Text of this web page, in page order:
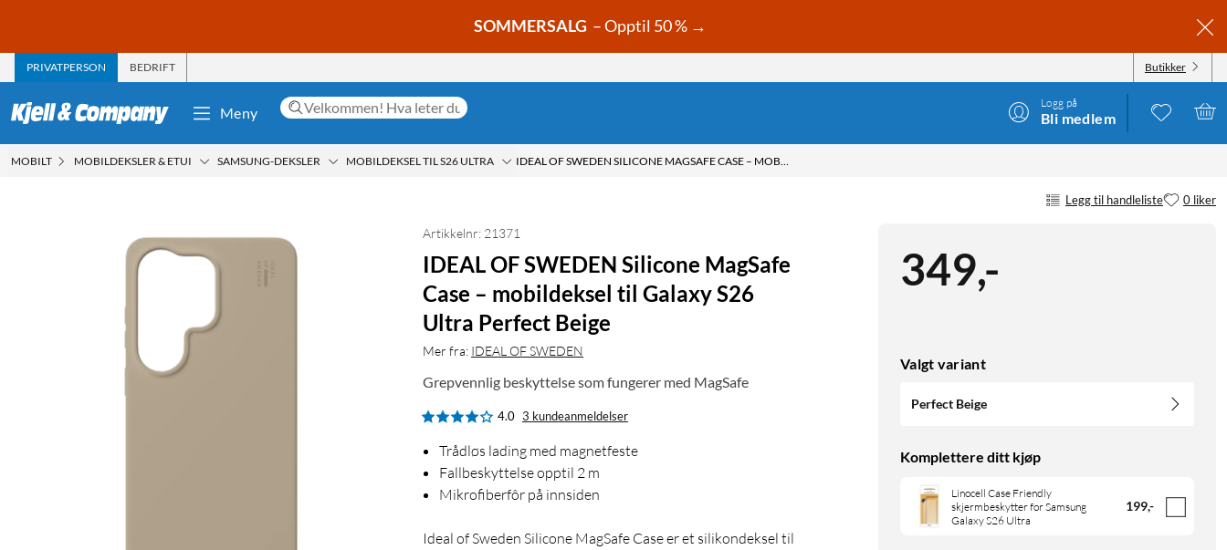
SOMMERSALG – Opptil 50 % →
PRIVATPERSON BEDRIFT Butikker
Meny
Logg på
Bli medlem
MOBILT MOBILDEKSLER & ETUI SAMSUNG-DEKSLER MOBILDEKSEL TIL S26 ULTRA IDEAL OF SWEDEN SILICONE MAGSAFE CASE – MOBILDEKSEL TIL GALAXY S26 ULTRA PERFECT BEIGE
Legg til handleliste 0 liker
349,-
Valgt variant
Perfect Beige
Komplettere ditt kjøp
Linocell Case Friendly
skjermbeskytter for Samsung
Galaxy S26 Ultra
199,-
Artikkelnr: 21371
IDEAL OF SWEDEN Silicone MagSafe
Case – mobildeksel til Galaxy S26
Ultra Perfect Beige
Mer fra: IDEAL OF SWEDEN
Grepvennlig beskyttelse som fungerer med MagSafe
4.0 3 kundeanmeldelser
Trådløs lading med magnetfeste
Fallbeskyttelse opptil 2 m
Mikrofiberfôr på innsiden
Ideal of Sweden Silicone MagSafe Case er et silikondeksel til